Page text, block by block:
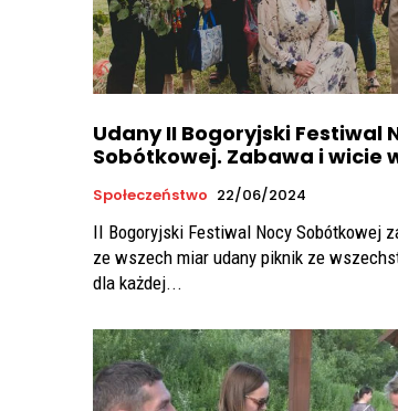
Udany II Bogoryjski Festiwal
Sobótkowej. Zabawa i wicie
Społeczeństwo 22/06/2024
II Bogoryjski Festiwal Nocy Sobótkowej
ze wszech miar udany piknik ze
dla każdej...